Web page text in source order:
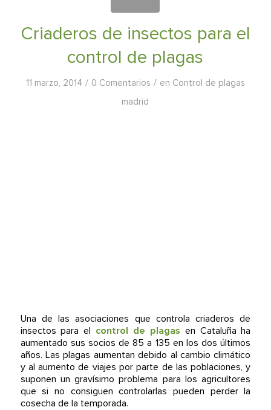
Criaderos de insectos para el
control de plagas
11 marzo, 2014 / 0 Comentarios / en Control de plagas
madrid
Una de las asociaciones que controla criaderos de
insectos para el control de plagas en Cataluña ha
aumentado sus socios de 85 a 135 en los dos últimos
años. Las plagas aumentan debido al cambio climático
y al aumento de viajes por parte de las poblaciones, y
suponen un gravísimo problema para los agricultores
que si no consiguen controlarlas pueden perder la
cosecha de la temporada.